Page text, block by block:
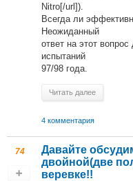
Nitro[/url]).
Всегда ли
Неожиданный
ответ на этот
испытаний
97/98 года.
Читать далее
4 комментария
74
Давайте
двойной(две
веревке!!